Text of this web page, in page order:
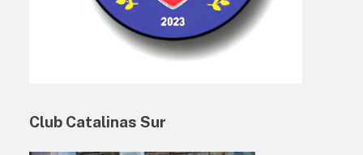
Club Catalinas Sur